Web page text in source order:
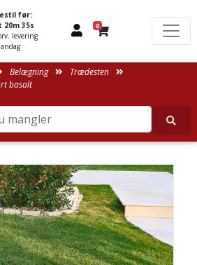
før:
20m 35s
levering
0
Belægning
Trædesten
basalt